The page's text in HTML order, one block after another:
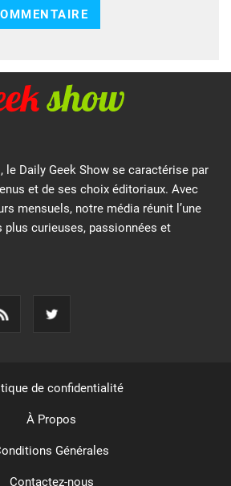
le Daily Geek Show se caractérise par
et de ses choix éditoriaux. Avec
mensuels, notre média réunit l’une
curieuses, passionnées et
de confidentialité
À Propos
Générales
Contactez-nous